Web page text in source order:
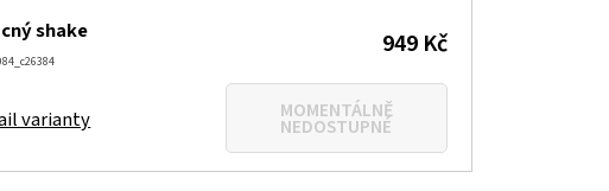
shake
949 Kč
varianty
MOMENTÁLNĚ
NEDOSTUPNÉ